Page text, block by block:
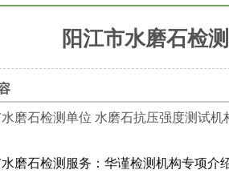
阳江市水磨石检
磨石检测单位 水磨石抗压强度测试机
磨石检测服务：华谨检测机构专项介